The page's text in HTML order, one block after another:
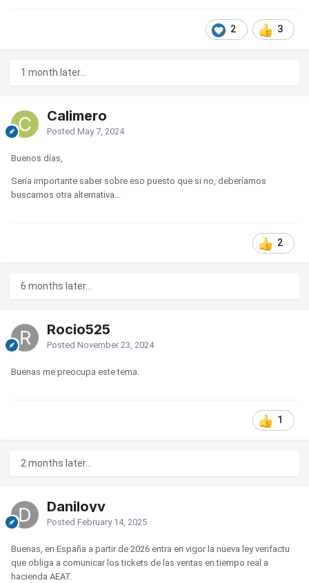
2 3
1 month later...
Calimero
Posted May 7, 2024
Buenos días,
Sería importante saber sobre eso puesto que si no, deberíamos
buscarnos otra alternativa...
2
6 months later...
Rocio525
Posted November 23, 2024
Buenas me preocupa este tema.
1
2 months later...
Daniloyv
Posted February 14, 2025
Buenas, en España a partir de 2026 entra en vigor la nueva ley verifactu
que obliga a comunicar los tickets de las ventas en tiempo real a
hacienda AEAT.